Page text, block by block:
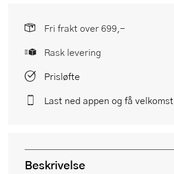
Beskrivelse
Fri frakt over 699,-
Rask levering
Prisløfte
Last ned appen og få